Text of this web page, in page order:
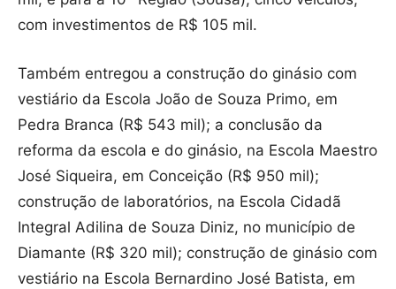
com investimentos de R$ 105 mil.
Também entregou a construção do ginásio com
vestiário da Escola João de Souza Primo, em
Pedra Branca (R$ 543 mil); a conclusão da
reforma da escola e do ginásio, na Escola Maestro
José Siqueira, em Conceição (R$ 950 mil);
construção de laboratórios, na Escola Cidadã
Integral Adilina de Souza Diniz, no município de
Diamante (R$ 320 mil); construção de ginásio com
vestiário na Escola Bernardino José Batista, em